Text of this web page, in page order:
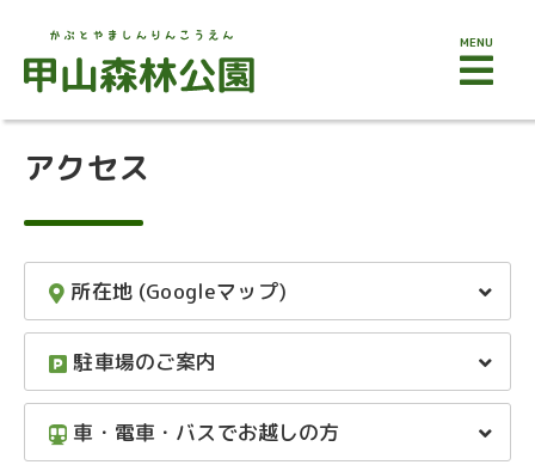
MENU
アクセス
所在地 (Googleマップ)
駐車場のご案内
車・電車・バスでお越しの方